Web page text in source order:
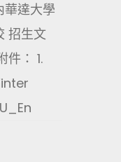
華達大學
招生文
件： 1.